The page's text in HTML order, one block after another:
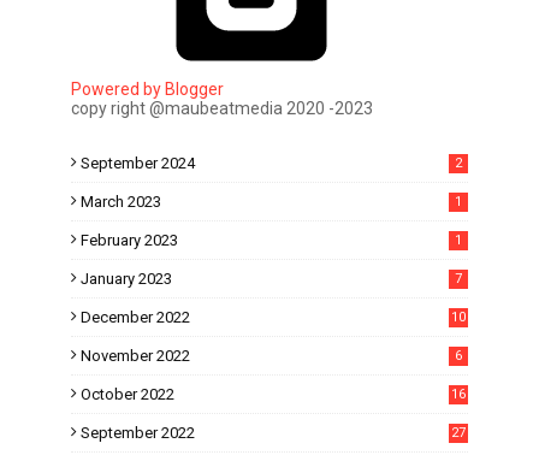
Powered by Blogger
copy right @maubeatmedia 2020 -2023
September 2024 2
March 2023 1
February 2023 1
January 2023 7
December 2022 10
November 2022 6
October 2022 16
September 2022 27